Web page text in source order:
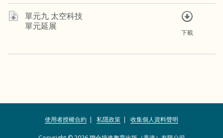
單元九 太空科技
單元延展
下載
使用者授權合約 私隱政策 收集個人資料聲明